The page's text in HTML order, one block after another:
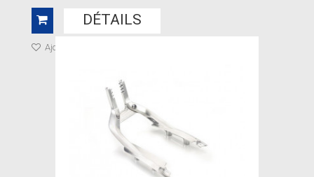
DÉTAILS
Ajouter à ma liste de cadeaux